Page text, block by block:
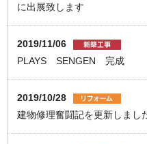
に出展致します
2019/11/06
PLAYS SENGEN 完成
2019/10/28
建物修理奮闘記を更新しまし